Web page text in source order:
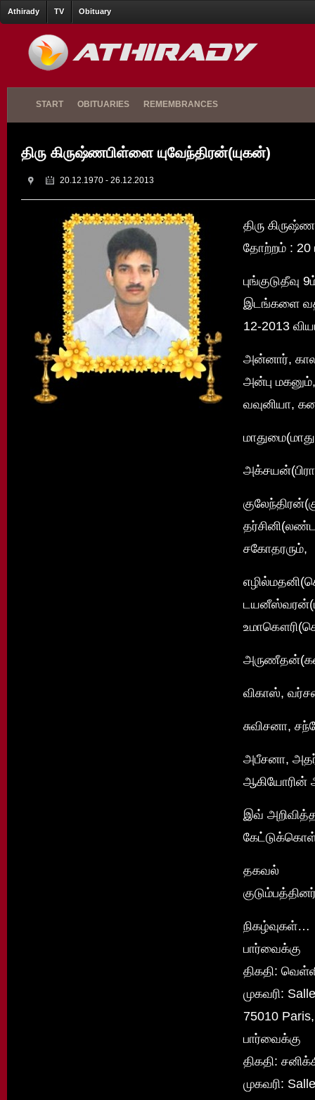
Athirady TV Obituary
START OBITUARIES REMEMBRANCES
திரு கிருஷ்ணபிள்ளை யுவேந்திரன்(யுகன்)
20.12.1970 - 26.12.2013
திரு
தோற்றம் : 20
இடங்களை
12-2013
அன்னார்,
அன்பு
வவுனியா,
சகோதரரும்,
விகாஸ்,
சுவிசனா,
அபீசனா,
ஆகியோரின்
இவ்
தகவல்
நிகழ்வுகள்…
பார்வைக்கு
திகதி:
முகவரி:
75010
பார்வைக்கு
திகதி:
முகவரி: